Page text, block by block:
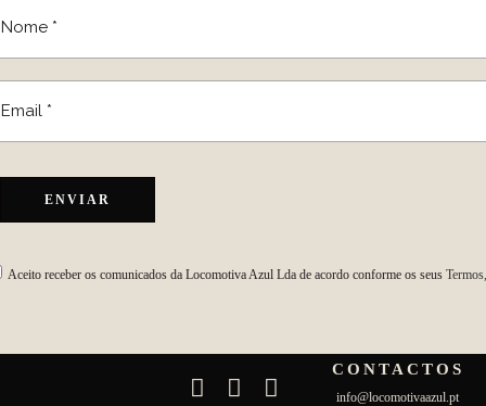
Aceito receber os comunicados da Locomotiva Azul Lda de acordo conforme os seus
CONTACTOS
info@locomotivaazul.pt